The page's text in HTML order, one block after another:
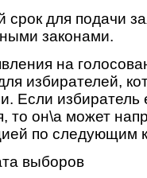
срок для подачи
законами.
на
избирателей,
Если
то он\а может
по следующим
выборов